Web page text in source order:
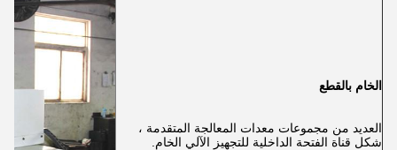
الخام بالقطع
العديد من مجموعات معدات المعالجة المتقدمة ،
شكل قناة الفتحة الداخلية للتجهيز الآلي الخام.